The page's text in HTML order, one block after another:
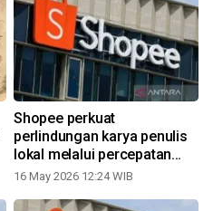
Shopee perkuat
perlindungan karya penulis
lokal melalui percepatan
penanganan buku bajakan
16 May 2026 12:24 WIB